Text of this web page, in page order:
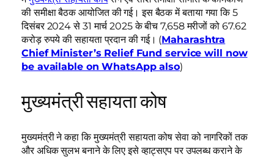
की समीक्षा बैठक आयोजित की गई। इस बैठक में बताया गया कि 5
दिसंबर 2024 से 31 मार्च 2025 के बीच 7,658 मरीजों को 67.62
करोड़ रुपये की सहायता प्रदान की गई। (Maharashtra
Chief Minister’s Relief Fund service will now
be available on WhatsApp also)
मुख्यमंत्री सहायता कोष
मुख्यमंत्री ने कहा कि मुख्यमंत्री सहायता कोष सेवा को नागरिकों तक
और अधिक सुलभ बनाने के लिए इसे व्हाट्सएप पर उपलब्ध कराने के